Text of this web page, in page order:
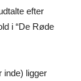
efter
i “De Røde
inde) ligger